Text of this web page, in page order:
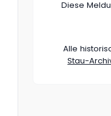
Diese
Alle
Stau-